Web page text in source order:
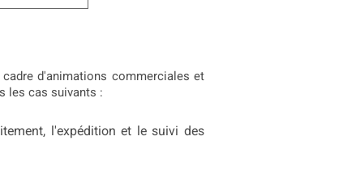
d'animations commerciales et
les cas suivants :
l'expédition et le suivi des